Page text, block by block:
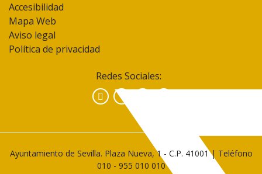
Accesibilidad
Mapa Web
Aviso legal
Política de privacidad
Redes Sociales:
Facebook
Ayuntamiento de Sevilla. Plaza Nueva, 1 - C.P. 41001 | Teléfono
010 - 955 010 010